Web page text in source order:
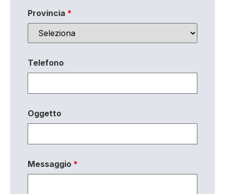
Provincia *
Telefono
Oggetto
Messaggio *